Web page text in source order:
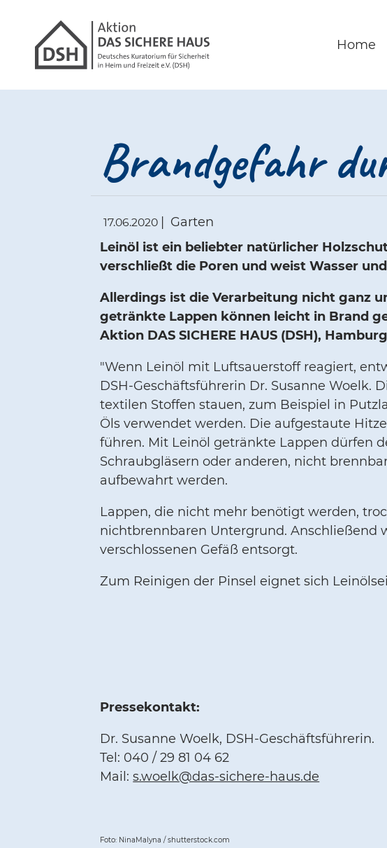
Gathmann MichaelisHome
Home
Brandgefahr
17.06.2020
Garten
Leinöl ist ein beliebter natürlicher
verschließt die Poren und weist Wasser
Allerdings ist die Verarbeitung nicht ganz
getränkte Lappen können leicht in Brand
Aktion DAS SICHERE HAUS (DSH),
"Wenn Leinöl mit Luftsauerstoff reagiert,
DSH-Geschäftsführerin Dr. Susanne Woelk.
textilen Stoffen stauen, zum Beispiel in
Öls verwendet werden. Die aufgestaute
führen. Mit Leinöl getränkte Lappen dürfen
Schraubgläsern oder anderen, nicht
aufbewahrt werden.
Lappen, die nicht mehr benötigt werden,
nichtbrennbaren Untergrund. Anschließend
verschlossenen Gefäß entsorgt.
Zum Reinigen der Pinsel eignet sich
Pressekontakt:
Dr. Susanne Woelk, DSH-Geschäftsführerin.
Tel: 040 / 29 81 04 62
Mail:s.woelk@das-sichere-haus.de
Foto: NinaMalyna / shutterstock.com